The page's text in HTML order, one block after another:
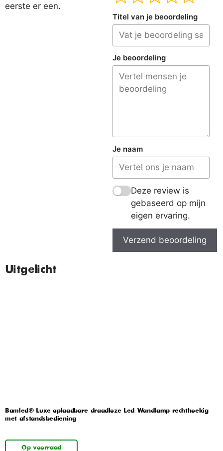
eerste er een.
Titel van je beoordeling
Je beoordeling
Je naam
Deze review is
gebaseerd op mijn
eigen ervaring.
Verzend beoordeling
Uitgelicht
Bamled® Luxe oplaadbare draadloze Led Wandlamp rechthoekig
met afstandsbediening
Op voorraad